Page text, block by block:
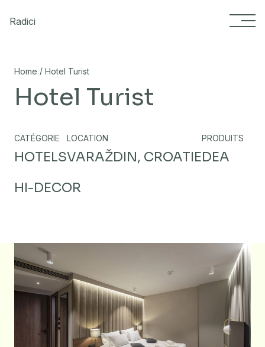
Radici
Home / Hotel Turist
Hotel Turist
CATÉGORIE
HOTELS
LOCATION
VARAŽDIN, CROATIE
PRODUITS
DEA
HI-DECOR